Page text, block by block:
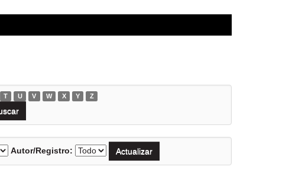
T U V W X Y Z
Autor/Registro: